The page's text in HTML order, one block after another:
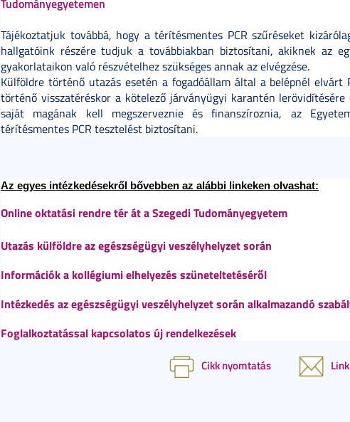
Tájékoztatjuk továbbá, hogy a térítésmentes PCR szűréseket
hallgatóink részére tudjuk a továbbiakban biztosítani, akiknek az
gyakorlataikon való részvételhez szükséges annak az elvégzése.
Külföldre történő utazás esetén a fogadóállam által a belépnél elvárt
történő visszatéréskor a kötelező járványügyi karantén
saját magának kell megszerveznie és finanszíroznia, az
térítésmentes PCR tesztelést biztosítani.
Az egyes intézkedésekről bővebben az alábbi linkeken olvashat:
Online oktatási rendre tér át a Szegedi Tudományegyetem
Utazás külföldre az egészségügyi veszélyhelyzet során
Információk a kollégiumi elhelyezés szüneteltetéséről
Intézkedés az egészségügyi veszélyhelyzet során alkalmazandó
Foglalkoztatással kapcsolatos új rendelkezések
Cikk nyomtatás